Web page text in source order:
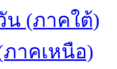
น (ภาคใต้)
ภาคเหนือ)